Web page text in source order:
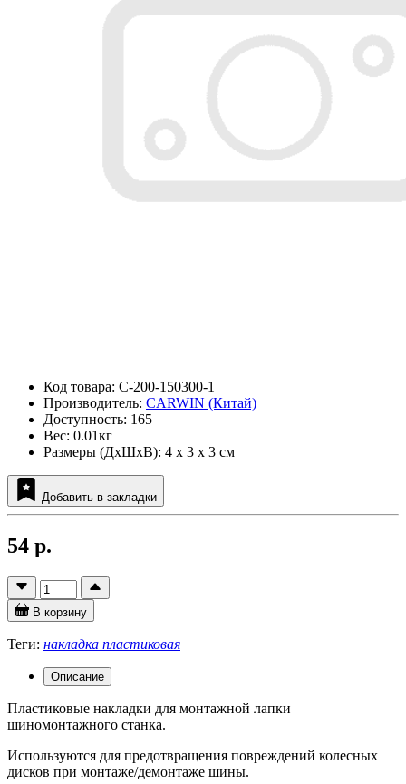
Код товара: C-200-150300-1
Производитель: CARWIN (Китай)
Доступность: 165
Вес: 0.01кг
Размеры (ДxШxВ): 4 x 3 x 3 см
Добавить в закладки
54 р.
В корзину
Теги: накладка пластиковая
Описание
Пластиковые накладки для монтажной лапки
шиномонтажного станка.
Используются для предотвращения повреждений колесных
дисков при монтаже/демонтаже шины.